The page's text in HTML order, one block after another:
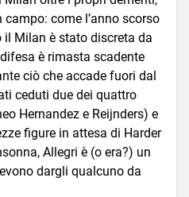
come l’anno scorso
il Milan è stato discreta da
è rimasta scadente
ciò che accade fuori dal
ceduti due dei quattro
Hernandez e Reijnders) e
figure in attesa di Harder
Allegri è (o era?) un
dargli qualcuno da